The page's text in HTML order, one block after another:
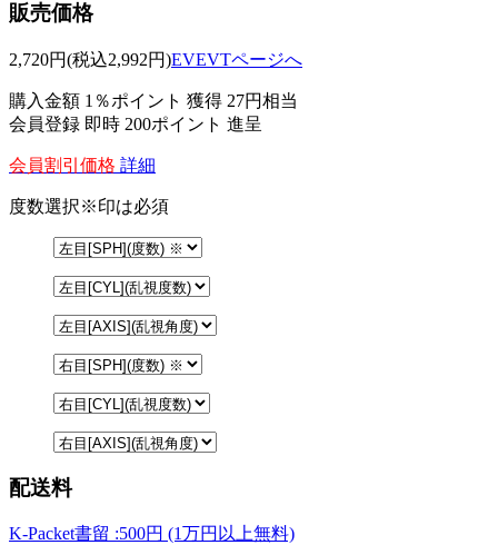
販売価格
2,720円(税込2,992円)EVEVTページへ
購入金額 1％ポイント 獲得 27円相当
会員登録 即時 200ポイント 進呈
会員割引価格 詳細
度数選択※印は必須
配送料
K-Packet書留 :500円 (1万円以上無料)